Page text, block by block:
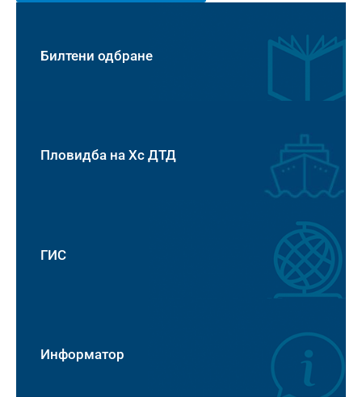
Билтени одбране
Пловидба на Хс ДТД
ГИС
Информатор